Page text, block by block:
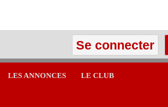
Se connecter
LES ANNONCES LE CLUB